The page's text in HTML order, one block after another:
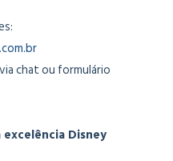
via chat ou formulário
Disney